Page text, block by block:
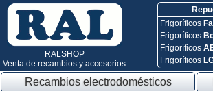
RALSHOP
Venta de recambios y accesorios
Frigoríficos
Frigoríficos
Frigoríficos
Frigoríficos
Recambios electrodomésticos